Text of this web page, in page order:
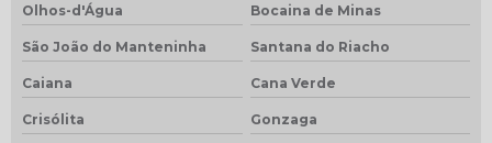
Olhos-d'Água Bocaina de Minas
São João do Manteninha Santana do Riacho
Caiana Cana Verde
Crisólita Gonzaga